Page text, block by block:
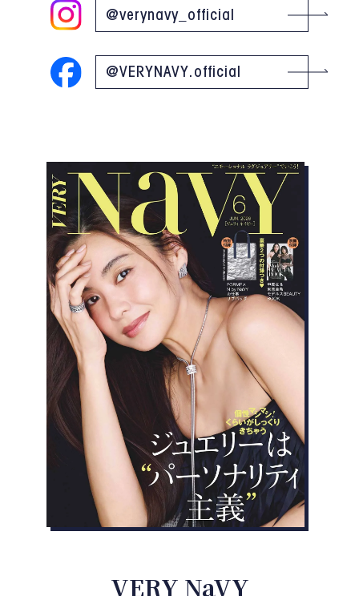
@verynavy_official
@VERYNAVY.official
VERY NaVY